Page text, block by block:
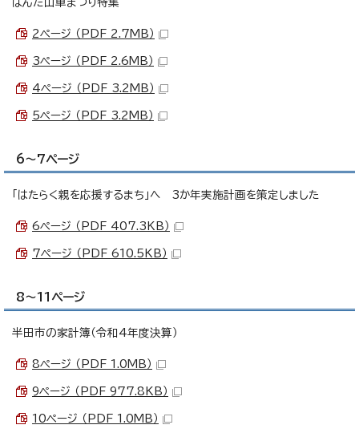
2ページ （PDF 2.7MB）
3ページ （PDF 2.6MB）
4ページ （PDF 3.2MB）
5ページ （PDF 3.2MB）
6～7ページ
「はたらく親を応援するまち」へ 3か年実施計画を策定しました
6ページ （PDF 407.3KB）
7ページ （PDF 610.5KB）
8～11ページ
半田市の家計簿（令和4年度決算）
8ページ （PDF 1.0MB）
9ページ （PDF 977.8KB）
10ページ （PDF 1.0MB）